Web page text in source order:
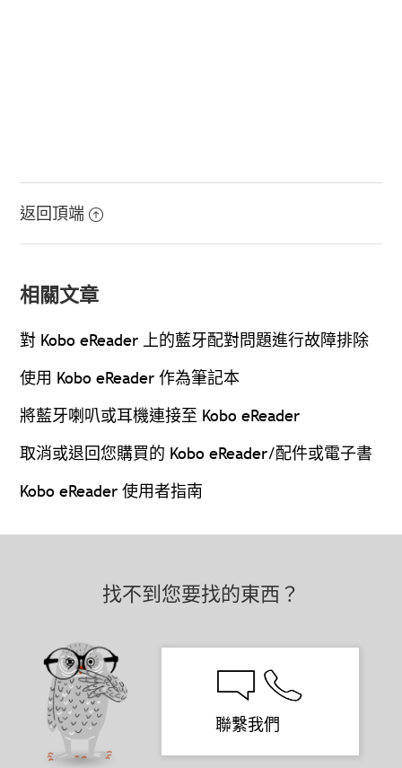
返回頂端
相關文章
對 Kobo eReader 上的藍牙配對問題進行故障排除
使用 Kobo eReader 作為筆記本
將藍牙喇叭或耳機連接至 Kobo eReader
取消或退回您購買的 Kobo eReader/配件或電子書
Kobo eReader 使用者指南
找不到您要找的東西？
聯繫我們